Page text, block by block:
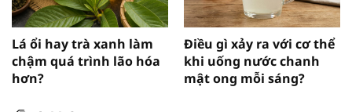
Lá ổi hay trà xanh làm
chậm quá trình lão hóa
hơn?
Điều gì xảy ra với cơ thể
khi uống nước chanh
mật ong mỗi sáng?